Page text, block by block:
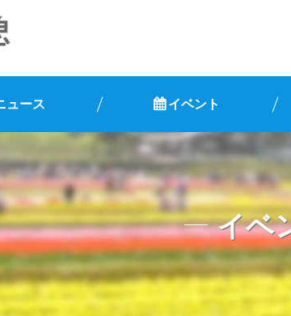
ュース イベント
イベ